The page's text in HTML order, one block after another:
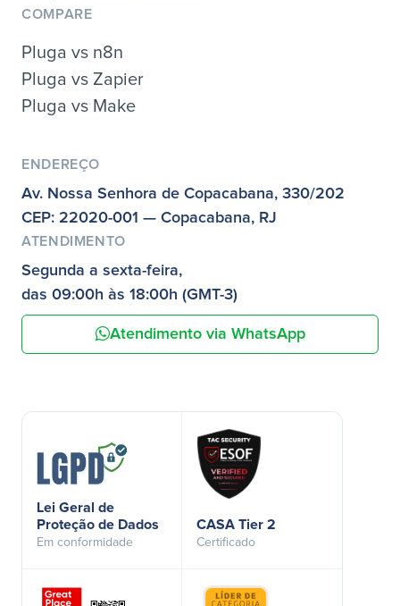
COMPARE
Pluga vs n8n
Pluga vs Zapier
Pluga vs Make
ENDEREÇO
Av. Nossa Senhora de Copacabana, 330/202
CEP: 22020-001 — Copacabana, RJ
ATENDIMENTO
Segunda a sexta-feira,
das 09:00h às 18:00h (GMT-3)
Atendimento via WhatsApp
Lei Geral de
Proteção de Dados
Em conformidade
CASA Tier 2
Certificado